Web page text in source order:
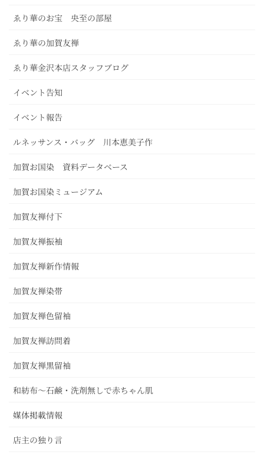
ゑり華のお宝 央至の部屋
ゑり華の加賀友禅
ゑり華金沢本店スタッフブログ
イベント告知
イベント報告
ルネッサンス・バッグ 川本恵美子作
加賀お国染 資料データベース
加賀お国染ミュージアム
加賀友禅付下
加賀友禅振袖
加賀友禅新作情報
加賀友禅染帯
加賀友禅色留袖
加賀友禅訪問着
加賀友禅黒留袖
和紡布～石鹸・洗剤無しで赤ちゃん肌
媒体掲載情報
店主の独り言